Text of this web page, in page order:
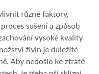
různé faktory,
sušení a způsob
vysoké kvality
živin je důležité
Aby nedošlo ke ztrátě